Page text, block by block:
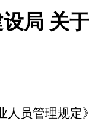
局 关
人员管理规定